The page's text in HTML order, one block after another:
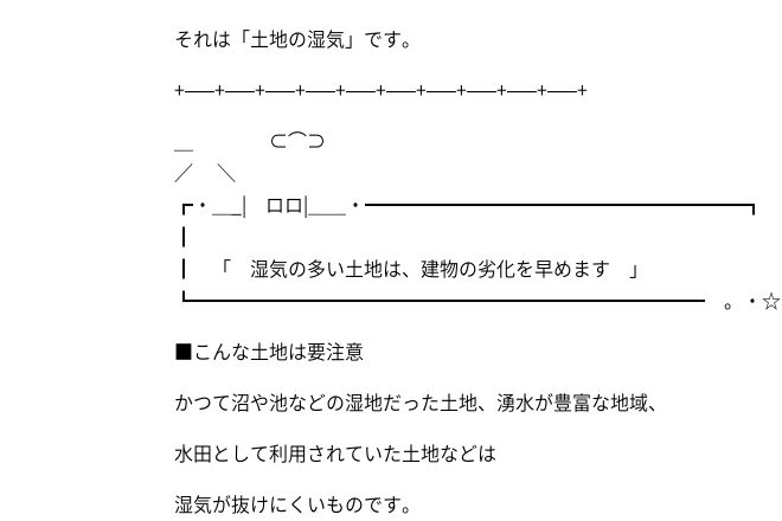
それは「土地の湿気」です。
+—–+—–+—–+—–+—–+—–+—–+—–+—–+—–+
＿ ⊂⌒⊃
／ ＼
┏・＿_| ロロ|＿＿・━━━━━━━━━━━━━━━━━━━━┓
┃ 「 湿気の多い土地は、建物の劣化を早めます 」
┗━━━━━━━━━━━━━━━━━━━━━━━━━━━ 。・☆
■こんな土地は要注意
かつて沼や池などの湿地だった土地、湧水が豊富な地域、
水田として利用されていた土地などは
湿気が抜けにくいものです。